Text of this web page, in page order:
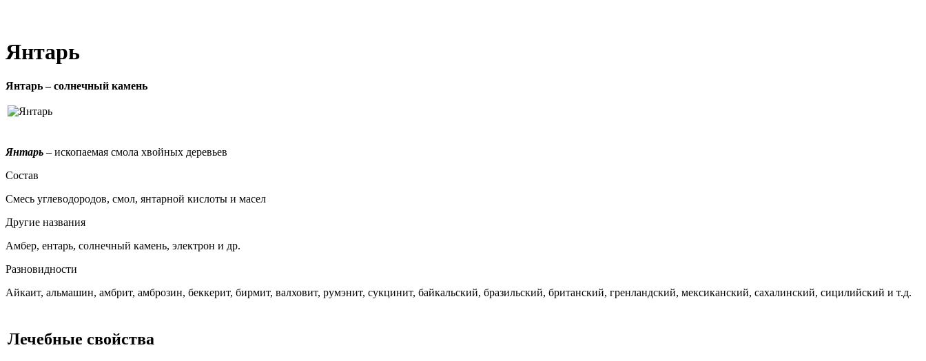
Янтарь
Янтарь – солнечный камень
Янтарь – ископаемая смола хвойных деревьев
Состав
Смесь углеводородов, смол, янтарной кислоты и масел
Другие названия
Амбер, ентарь, солнечный камень, электрон и др.
Разновидности
Айкаит, альмашин, амбрит, амброзин, беккерит, бирмит, валховит, румэнит, сукцинит, байкальский, бразильский, британский, гренландский, мексиканский, сахалинский, сицилийский и т.д.
Лечебные свойства